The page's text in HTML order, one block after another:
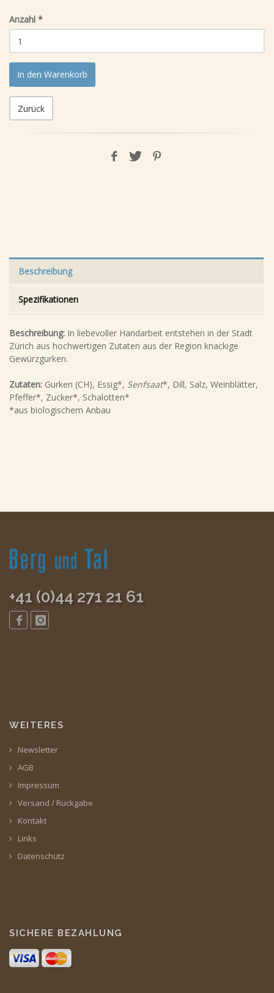
Anzahl *
In den Warenkorb
Zurück
Beschreibung
Spezifikationen
Beschreibung: In liebevoller Handarbeit entstehen in der Stadt
Zürich aus hochwertigen Zutaten aus der Region knackige
Gewürzgurken.
Zutaten: Gurken (CH), Essig*, Senfsaat*, Dill, Salz, Weinblätter,
Pfeffer*, Zucker*, Schalotten*
*aus biologischem Anbau
+41 (0)44 271 21 61
WEITERES
Newsletter
AGB
Impressum
Versand / Rückgabe
Kontakt
Links
Datenschutz
SICHERE BEZAHLUNG